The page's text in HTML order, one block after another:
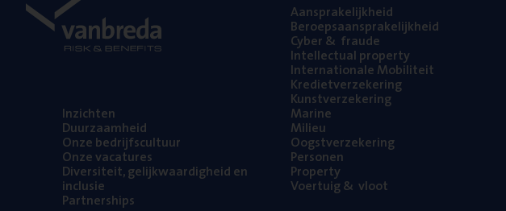
Inzich­ten
Duur­zaam­heid
Onze bedrijfs­cul­tuur
Onze vaca­tu­res
Diver­si­teit, gelijk­waar­dig­heid en
inclusie
Part­ner­ships
Aan­spra­ke­lijk­heid
Beroeps­aan­spra­ke­lijk­heid
Cyber& fraude
Intel­lec­tu­al property
Inter­na­ti­o­na­le Mobiliteit
Kre­diet­ver­ze­ke­ring
Kunst­ver­ze­ke­ring
Mari­ne
Mili­eu
Oogst­ver­ze­ke­ring
Per­so­nen
Pro­per­ty
Voer­tuig& vloot